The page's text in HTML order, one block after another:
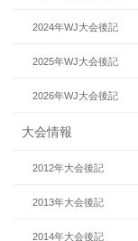
2024年WJ大会後記
2025年WJ大会後記
2026年WJ大会後記
大会情報
2012年大会後記
2013年大会後記
2014年大会後記